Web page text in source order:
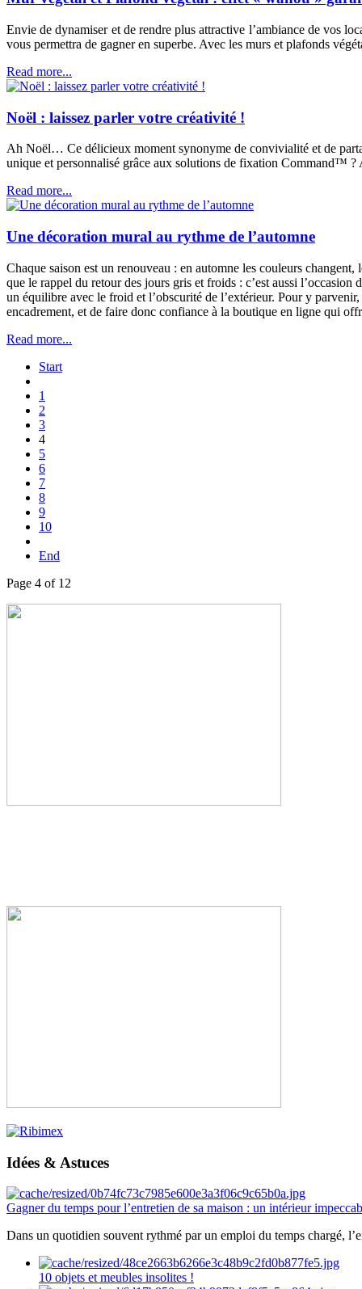
Envie de dynamiser et de rendre plus attractive l’ambiance de vos
vous permettra de gagner en superbe. Avec les murs et plafonds
Read more...
Noël : laissez parler votre créativité !
Ah Noël… Ce délicieux moment synonyme de convivialité et de
unique et personnalisé grâce aux solutions de fixation Command™ ?
Read more...
Une décoration mural au rythme de l’automne
Chaque saison est un renouveau : en automne les couleurs
que le rappel du retour des jours gris et froids : c’est aussi
un équilibre avec le froid et l’obscurité de l’extérieur. Pour y
encadrement, et de faire donc confiance à la boutique en ligne qui
Read more...
Start
1
2
3
4
5
6
7
8
9
10
End
Page 4 of 12
Idées & Astuces
Gagner du temps pour l’entretien de sa maison : un intérieur
Dans un quotidien souvent rythmé par un emploi du temps chargé,
10 objets et meubles insolites !